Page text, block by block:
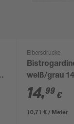
Elbersdrucke
weiß/grau
cm
14,99 €
10,71 € / Meter